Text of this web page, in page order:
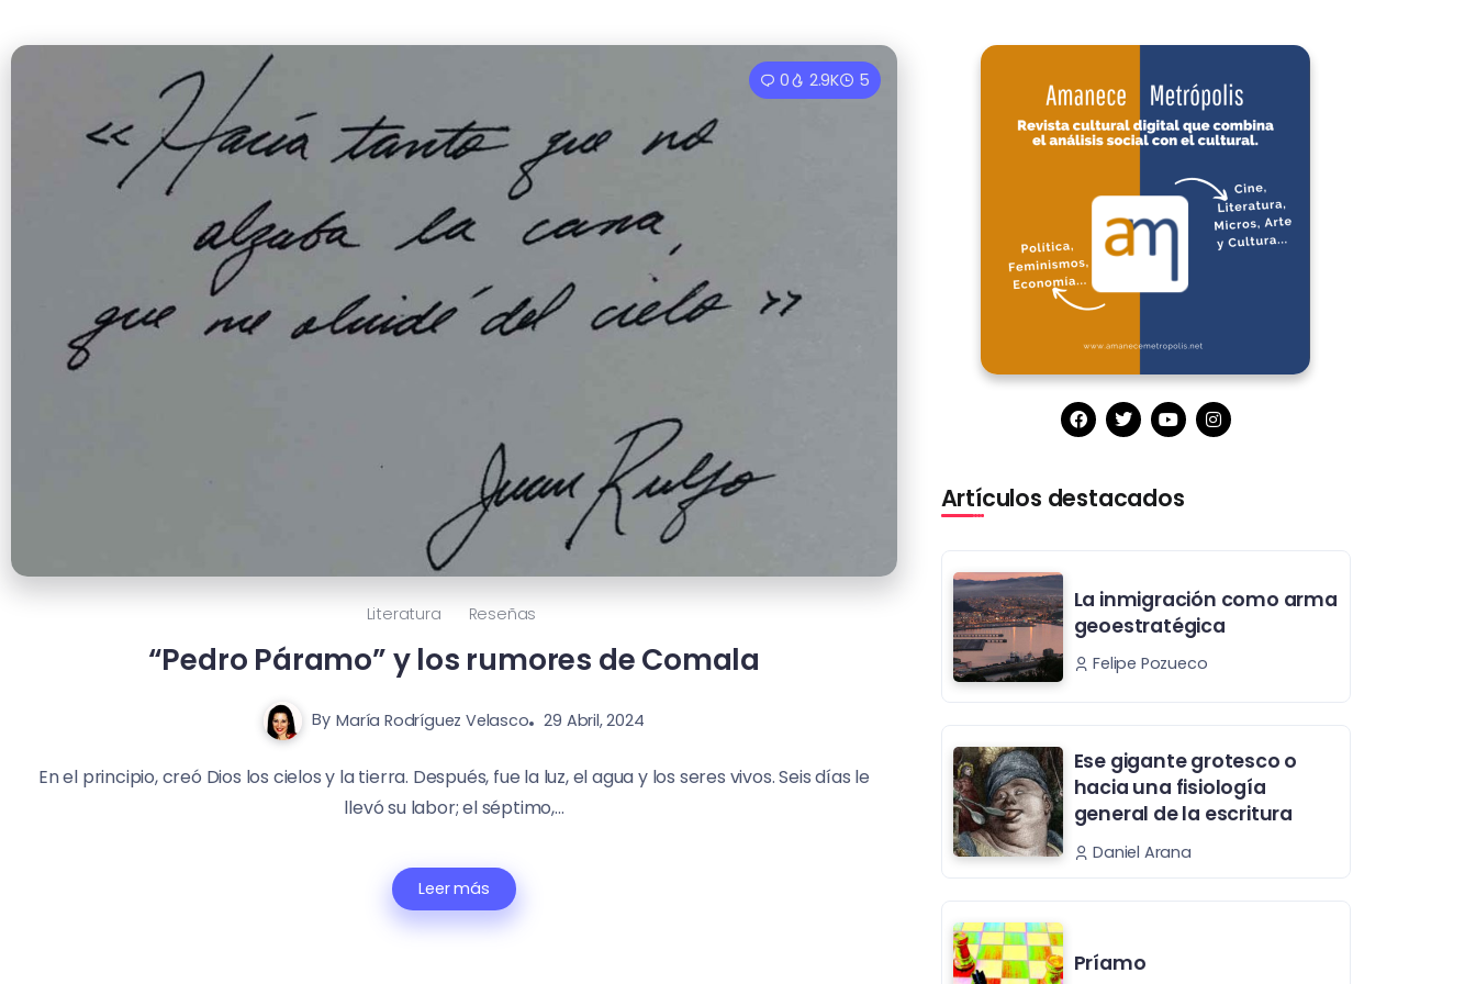
0 2.9K 5
Literatura Reseñas
“Pedro Páramo” y los rumores de Comala
By María Rodríguez Velasco 29 Abril, 2024
En el principio, creó Dios los cielos y la tierra. Después, fue la luz, el agua y los seres vivos. Seis días le
llevó su labor; el séptimo,...
Leer más
Artículos destacados
La inmigración como arma
geoestratégica
Felipe Pozueco
Ese gigante grotesco o
hacia una fisiología
general de la escritura
Daniel Arana
Príamo